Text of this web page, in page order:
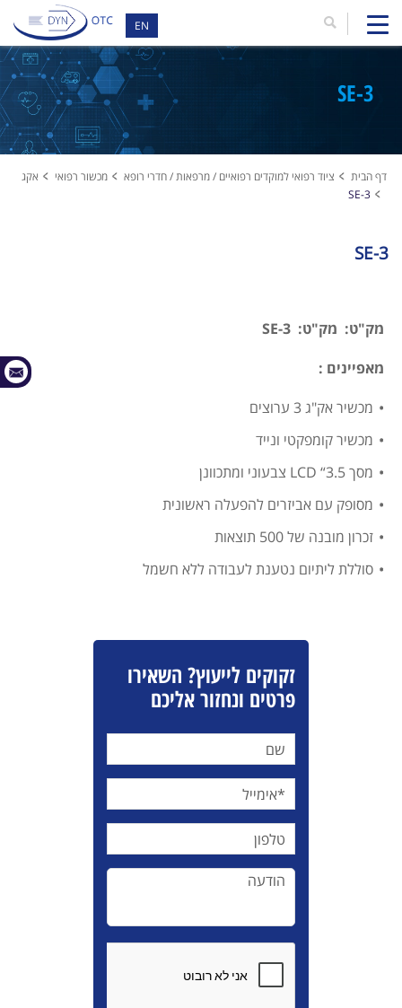
EN
SE-3
דף הבית ציוד רפואי למוקדים רפואיים / מרפאות / חדרי רופא מכשור רפואי
אקג
SE-3
SE-3
מק"ט: מק"ט: SE-3
מאפיינים :
מכשיר אק"ג 3 ערוצים
מכשיר קומפקטי ונייד
מסך LCD “3.5 צבעוני ומתכוונן
מסופק עם אביזרים להפעלה ראשונית
זכרון מובנה של 500 תוצאות
סוללת ליתיום נטענת לעבודה ללא חשמל
זקוקים לייעוץ? השאירו
פרטים ונחזור אליכם